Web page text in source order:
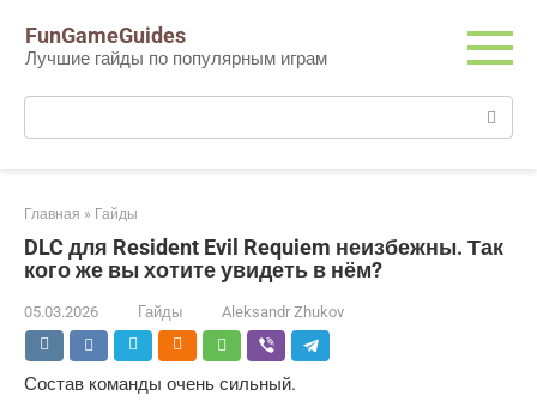
контенту
FunGameGuides
Лучшие гайды по популярным играм
Поиск:
Главная » Гайды
DLC для Resident Evil Requiem неизбежны. Так
кого же вы хотите увидеть в нём?
05.03.2026 Гайды Aleksandr Zhukov
Состав команды очень сильный.